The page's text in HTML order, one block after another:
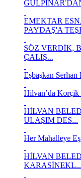
EMEKTAR
PAYDAŞ'A
SÖZ VERDİK,
ÇALIŞ...
Eşbaşkan Serhan
Hilvan’da Korçik
HİLVAN
ULAŞIM DES...
Her Mahalleye
HİLVAN
KARASİNEKL...